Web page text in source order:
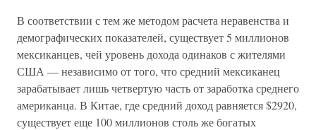
В соответствии с тем же методом расчета неравенства и
демографических показателей, существует 5 миллионов
мексиканцев, чей уровень дохода одинаков с жителями
США — независимо от того, что средний мексиканец
зарабатывает лишь четвертую часть от заработка среднего
американца. В Китае, где средний доход равняется $2920,
существует еще 100 миллионов столь же богатых